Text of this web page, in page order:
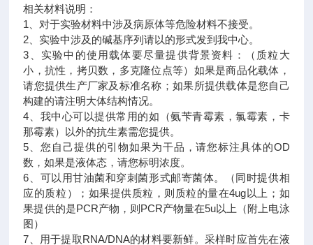
相关材料说明：
1、对于实验材料中涉及病原体等危险材料不接受。
2、实验中涉及的碱基序列请以的形式发到我中心。
3、实验中的使用载体要尽量提供背景资料：（质粒大
小，抗性，拷贝数，多克隆位点等）如果是商品化载体，
请您提供生产厂家及标准名称；如果所提供载体是您自己
构建的请注明大体结构情况。
4、我中心可以提供常用的如（氨苄青霉素，氯霉素，卡
那霉素）以外的抗生素需您提供。
5、您自己提供的引物如果为干品，请您标注具体的OD
数，如果是液体态，请您标明浓度。
6、可以用甘油菌和穿刺菌形式邮寄菌体。（同时提供相
应的质粒）；如果提供质粒，则质粒的量在4ug以上；如
果提供的是PCR产物，则PCR产物量在5u以上（附上电泳
图）
7、用于提取RNA/DNA的材料要新鲜。采样时应首先在液